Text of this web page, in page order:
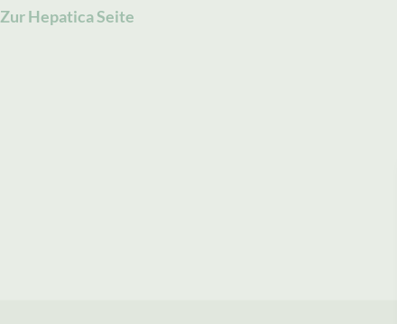
Zur Hepatica Seite